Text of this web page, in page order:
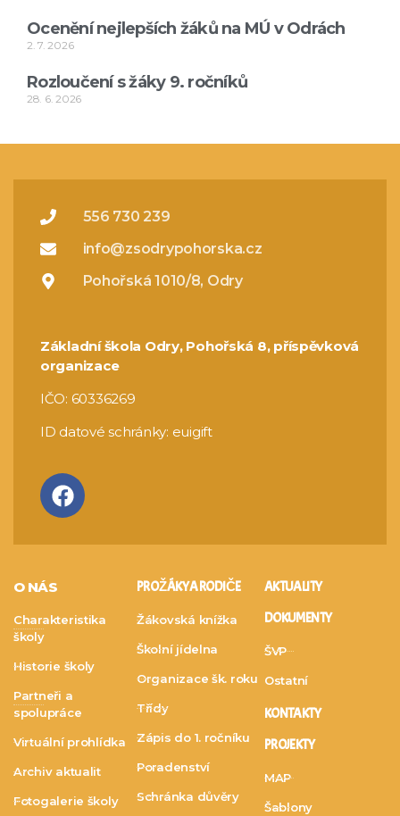
Ocenění nejlepších žáků na MÚ v Odrách
2. 7. 2026
Rozloučení s žáky 9. ročníků
28. 6. 2026
556 730 239
info@zsodrypohorska.cz
Pohořská 1010/8, Odry
Základní škola Odry, Pohořská 8, příspěvková
organizace
IČO: 60336269
ID datové schránky: euigift
O NÁS
Charakteristika
školy
Historie školy
Partneři a
spolupráce
Virtuální prohlídka
Archiv aktualit
Fotogalerie školy
PRO ŽÁKY A RODIČE
Žákovská knížka
Školní jídelna
Organizace šk. roku
Třídy
Zápis do 1. ročníku
Poradenství
Schránka důvěry
AKTUALITY
DOKUMENTY
ŠVP
Ostatní
KONTAKTY
PROJEKTY
MAP
Šablony